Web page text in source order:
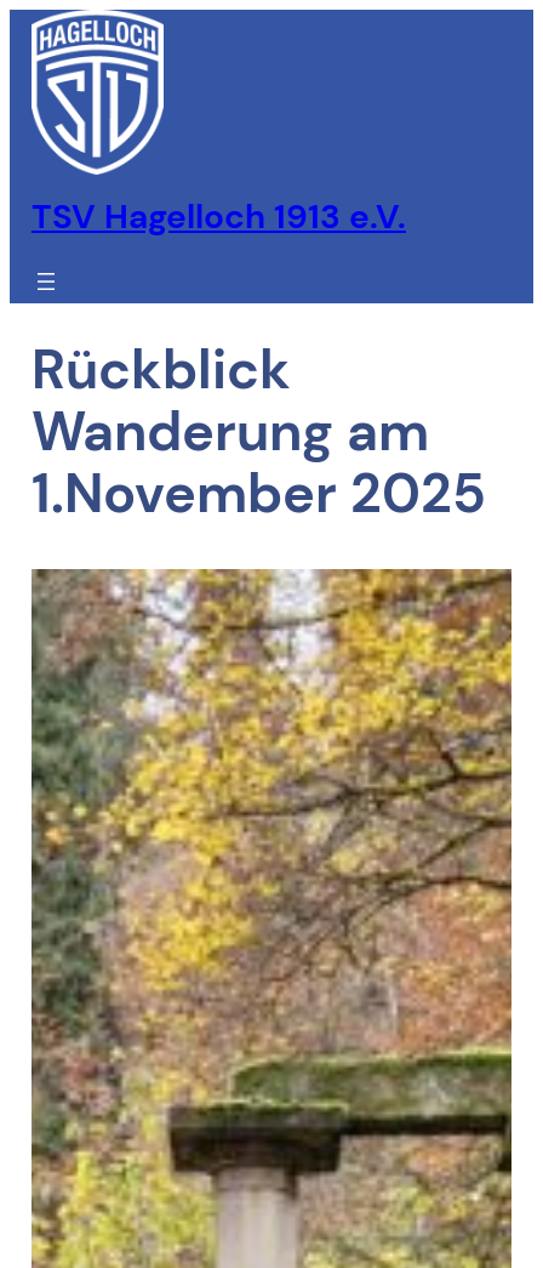
Zum
Inhalt
springen
TSV Hagelloch 1913 e.V.
Rückblick
Wanderung am
1.November 2025